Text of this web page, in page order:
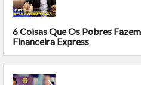
6 Coisas Que Os Pobres
Financeira Express